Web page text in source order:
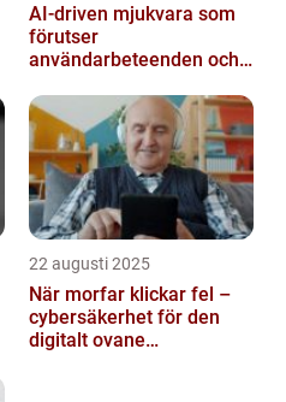
AI-driven mjukvara som
förutser
användarbeteenden och
22 augusti 2025
När morfar klickar fel –
cybersäkerhet för den
digitalt ovane